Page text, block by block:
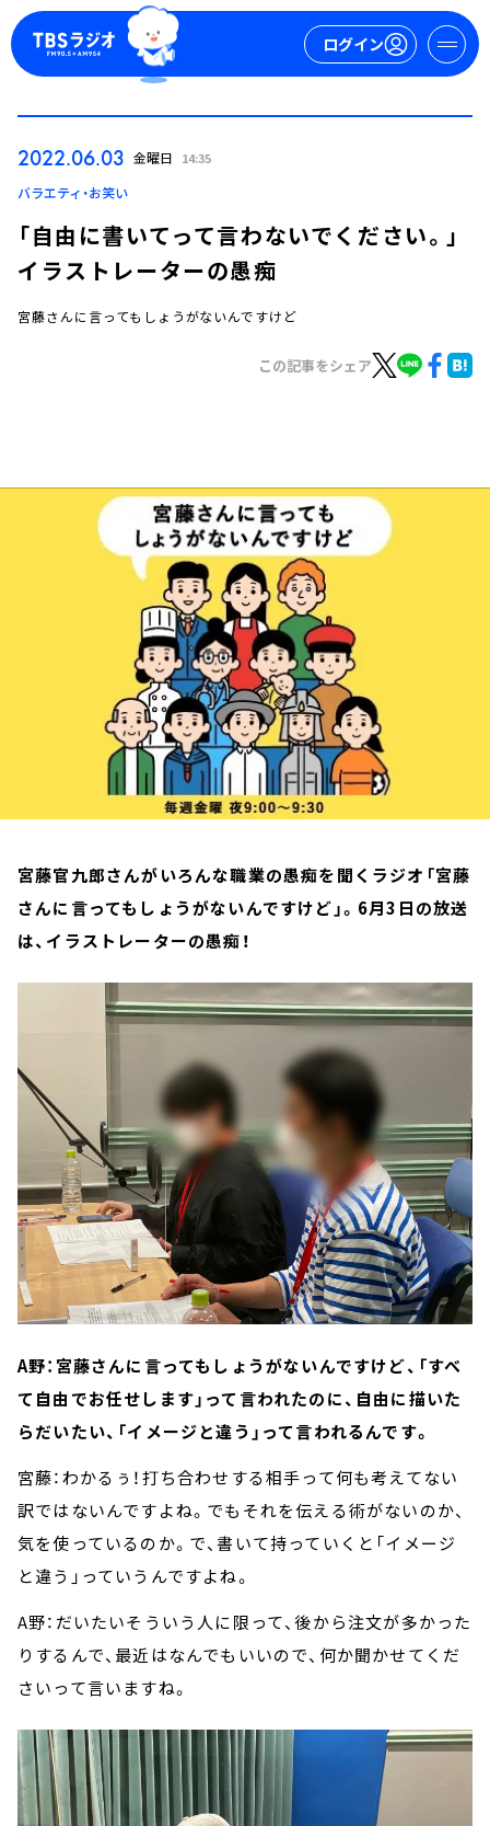
ログイン
ログイン
お知らせ
イベント・グッズ
YouTube
会社情報
2022.06.03 金曜日 14:35
バラエティ・お笑い
「自由に書いてって言わないでください。」
イラストレーターの愚痴
宮藤さんに言ってもしょうがないんですけど
この記事をシェア
宮藤官九郎さんがいろんな職業の愚痴を聞くラジオ「宮藤
さんに言ってもしょうがないんですけど」。6月3日の放送
は、イラストレーターの愚痴！
A野：宮藤さんに言ってもしょうがないんですけど、「すべ
て自由でお任せします」って言われたのに、自由に描いた
らだいたい、「イメージと違う」って言われるんです。
宮藤：わかるぅ！打ち合わせする相手って何も考えてない
訳ではないんですよね。でもそれを伝える術がないのか、
気を使っているのか。で、書いて持っていくと「イメージ
と違う」っていうんですよね。
A野：だいたいそういう人に限って、後から注文が多かった
りするんで、最近はなんでもいいので、何か聞かせてくだ
さいって言いますね。